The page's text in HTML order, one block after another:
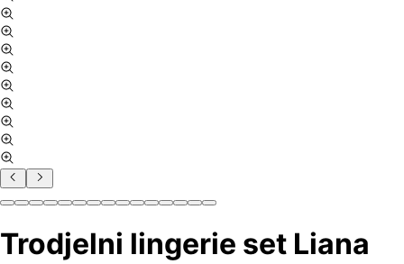
Trodjelni lingerie set Liana